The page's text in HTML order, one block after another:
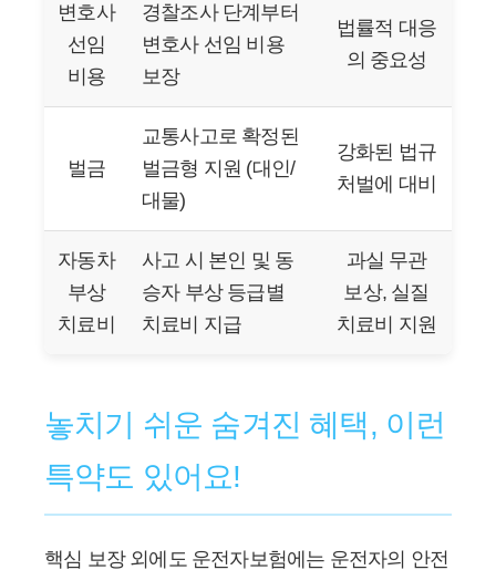
변호사
선임
비용
경찰조사 단계부터
변호사 선임 비용
보장
법률적 대응
의 중요성
벌금
교통사고로 확정된
벌금형 지원 (대인/
대물)
강화된 법규
처벌에 대비
자동차
부상
치료비
사고 시 본인 및 동
승자 부상 등급별
치료비 지급
과실 무관
보상, 실질
치료비 지원
놓치기 쉬운 숨겨진 혜택, 이런
특약도 있어요!
핵심 보장 외에도 운전자보험에는 운전자의 안전